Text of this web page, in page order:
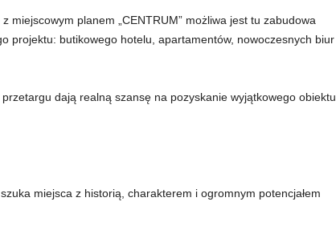
miejscowym planem „CENTRUM” możliwa jest tu zabudowa
projektu: butikowego hotelu, apartamentów, nowoczesnych biur
dają realną szansę na pozyskanie wyjątkowego obiektu
miejsca z historią, charakterem i ogromnym potencjałem